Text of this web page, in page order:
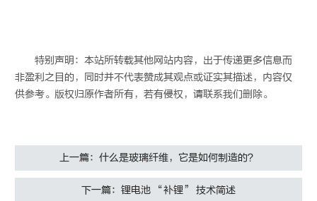
特别声明：本站所转载其他网站内容，出于传递更多信息而
非盈利之目的，同时并不代表赞成其观点或证实其描述，内容仅
供参考。版权归原作者所有，若有侵权，请联系我们删除。
上一篇：什么是玻璃纤维，它是如何制造的？
下一篇：锂电池 “补锂” 技术简述